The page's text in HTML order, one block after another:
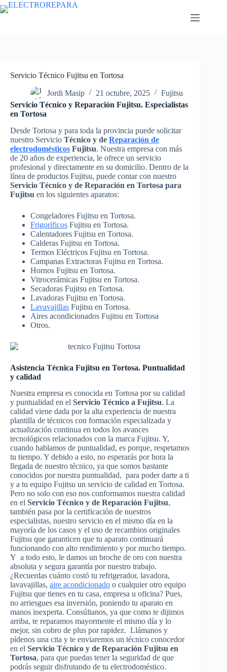
Saltar
al
Servicio Técnico Fujitsu en Tortosa
Jordi Masip 21 octubre, 2025
Fujitsu
Servicio Técnico y Reparación Fujitsu. Especialistas
en Tortosa
Desde Tortosa y para toda la provincia puede solicitar
nuestro Servicio Técnico y de Reparación de
electrodomésticos Fujitsu. Nuestra empresa con más
de 20 años de experiencia, le ofrece un servicio
profesional y directamente en su domicilio. Dentro de la
línea de productos Fujitsu, puede contar con nuestro
Servicio Técnico y de Reparación en Tortosa para
Fujitsu en los siguientes aparatos:
Congeladores Fujitsu en Tortosa.
Frigoríficos Fujitsu en Tortosa.
Calentadores Fujitsu en Tortosa.
Calderas Fujitsu en Tortosa.
Termos Eléctricos Fujitsu en Tortosa.
Campanas Extractoras Fujitsu en Tortosa.
Hornos Fujitsu en Tortosa.
Vitrocerámicas Fujitsu en Tortosa.
Secadoras Fujitsu en Tortosa.
Lavadoras Fujitsu en Tortosa.
Lavavajillas Fujitsu en Tortosa.
Aires acondicionados Fujitsu en Tortosa
Otros.
Asistencia Técnica Fujitsu en Tortosa. Puntualidad
y calidad
Nuestra empresa es conocida en Tortosa por su calidad
y puntualidad en el Servicio Técnico a Fujitsu. La
calidad viene dada por la alta experiencia de nuestra
plantilla de técnicos con formación especializada y
actualización continua en todos los avances
tecnológicos relacionados con la marca Fujitsu. Y,
cuando hablamos de puntualidad, es porque, respetamos
tu tiempo. Y debido a esto, no esperarás por hora la
llegada de nuestro técnico, ya que somos bastante
conocidos por nuestra puntualidad, para poder darte a ti
y a tu equipo Fujitsu un servicio de calidad en Tortosa.
Pero no solo con eso nos conformamos nuestra calidad
en el Servicio Técnico y de Reparación Fujitsu,
también pasa por la certificación de nuestros
especialistas, nuestro servicio en el mismo día en la
mayoría de los casos y el uso de recambios originales
Fujitsu que garanticen que tu aparato continuará
funcionando con alto rendimiento y por mucho tiempo.
Y a todo esto, le damos un broche de oro con nuestra
absoluta y segura garantía por nuestro trabajo.
¿Recuerdas cuánto costó tu refrigerador, lavadora,
lavavajillas, aire acondicionado o cualquier otro equipo
Fujitsu que tienes en tu casa, empresa u oficina? Pues,
no arriesgues esa inversión, poniendo tu aparato en
manos inexperta. Consúltanos, ya que como te dijimos
arriba, te reparamos mayormente el mismo día y lo
mejor, sin cobro de plus por rapidez. Llámanos y
pídenos una cita y te enviaremos un técnico conocedor
en el Servicio Técnico y de Reparación Fujitsu en
Tortosa, para que puedas tener la seguridad de que
podrás seguir disfrutando de tu electrodoméstico.